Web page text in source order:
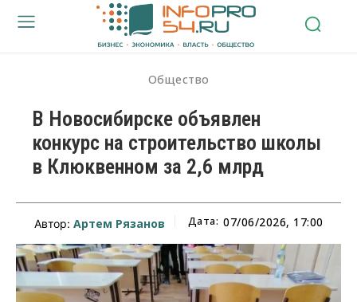
Общество
В Новосибирске объявлен
конкурс на строительство школы
в Клюквенном за 2,6 млрд
Автор: Артем Рязанов Дата: 07/06/2026, 17:00